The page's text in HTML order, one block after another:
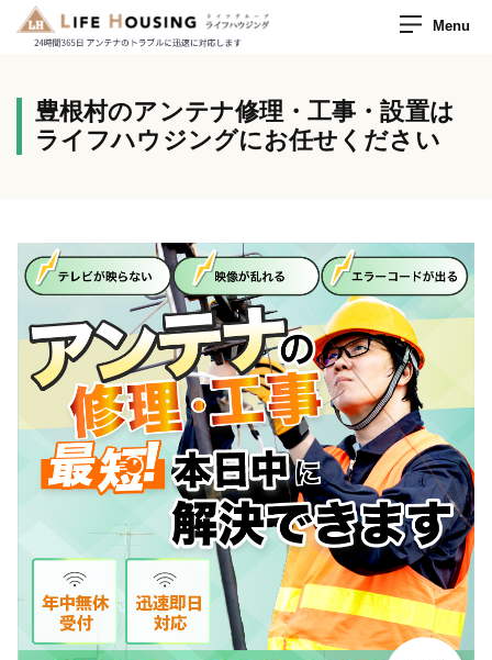
Menu
豊根村のアンテナ修理・工事・設置は
ライフハウジングにお任せください